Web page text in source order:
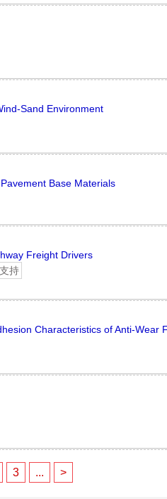
Sand Environment
Base Materials
Freight Drivers
持
Characteristics of Anti-Wear
3 ... >